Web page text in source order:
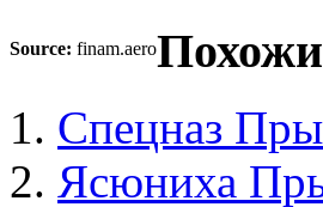
Source: finam.aero
Спецназ
Ясюниха